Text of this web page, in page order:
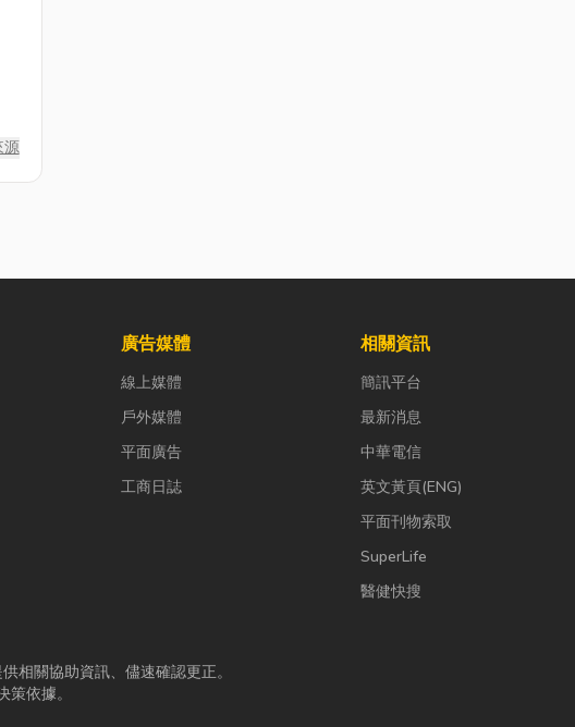
源
廣告媒體
線上媒體
戶外媒體
平面廣告
工商日誌
相關資訊
簡訊平台
最新消息
中華電信
英文黃頁(ENG)
平面刊物索取
SuperLife
醫健快搜
供相關協助資訊、儘速確認更正。
依據。